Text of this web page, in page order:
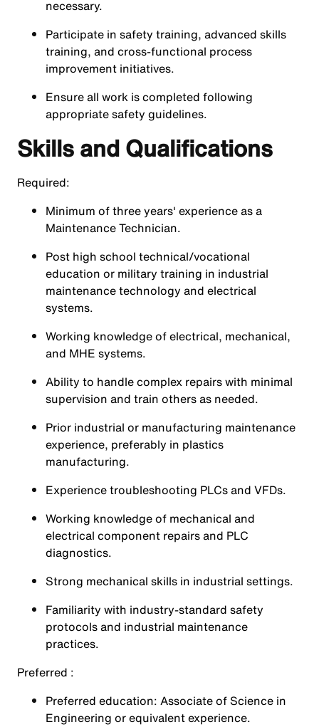
necessary.
Participate in safety training, advanced skills
training, and cross-functional process
improvement initiatives.
Ensure all work is completed following
appropriate safety guidelines.
Skills and Qualifications
Required:
Minimum of three years' experience as a
Maintenance Technician.
Post high school technical/vocational
education or military training in industrial
maintenance technology and electrical
systems.
Working knowledge of electrical, mechanical,
and MHE systems.
Ability to handle complex repairs with minimal
supervision and train others as needed.
Prior industrial or manufacturing maintenance
experience, preferably in plastics
manufacturing.
Experience troubleshooting PLCs and VFDs.
Working knowledge of mechanical and
electrical component repairs and PLC
diagnostics.
Strong mechanical skills in industrial settings.
Familiarity with industry-standard safety
protocols and industrial maintenance
practices.
Preferred :
Preferred education: Associate of Science in
Engineering or equivalent experience.